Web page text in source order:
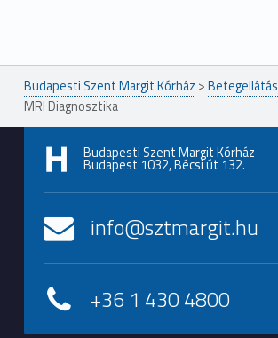
Ugrás a főmenühöz
Budapesti Szent Margit Kórház >Betegellátás
MRI Diagnosztika
Budapesti Szent Margit Kórház
Budapest 1032, Bécsi út 132.
info@sztmargit.hu
+36 1 430 4800